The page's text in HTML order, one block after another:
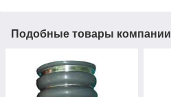
Подобные товары компании